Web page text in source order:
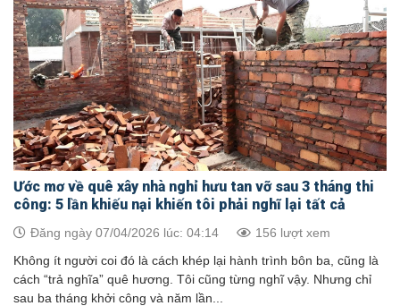
Ước mơ về quê xây nhà nghỉ hưu tan vỡ sau 3 tháng thi
công: 5 lần khiếu nại khiến tôi phải nghĩ lại tất cả
Đăng ngày 07/04/2026 lúc: 04:14 156 lượt xem
Không ít người coi đó là cách khép lại hành trình bôn ba, cũng là
cách “trả nghĩa” quê hương. Tôi cũng từng nghĩ vậy. Nhưng chỉ
sau ba tháng khởi công và năm lần...